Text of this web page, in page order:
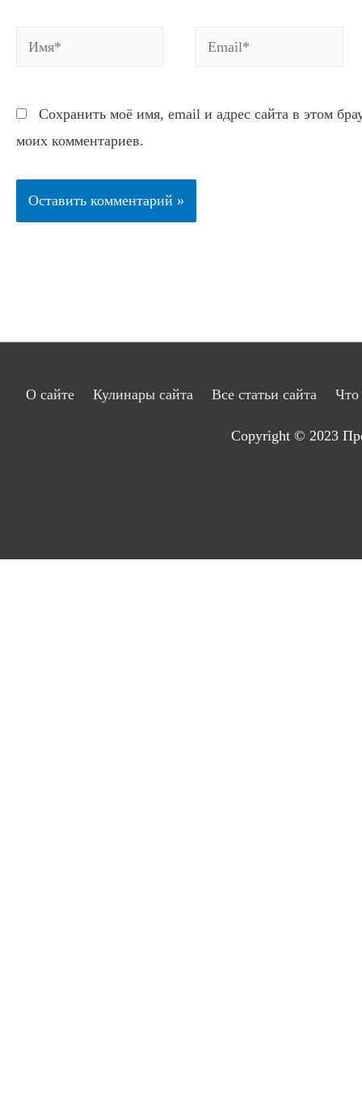
Имя* Email*
Сохранить моё имя, email и адрес сайта в этом
моих комментариев.
О сайте Кулинары сайта Все статьи сайта Что
Copyright © 2023